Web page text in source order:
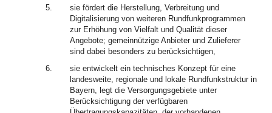
5.
sie fördert die Herstellung, Verbreitung und
Digitalisierung von weiteren Rundfunkprogrammen
zur Erhöhung von Vielfalt und Qualität dieser
Angebote; gemeinnützige Anbieter und Zulieferer
sind dabei besonders zu berücksichtigen,
6.
sie entwickelt ein technisches Konzept für eine
landesweite, regionale und lokale Rundfunkstruktur in
Bayern, legt die Versorgungsgebiete unter
Berücksichtigung der verfügbaren